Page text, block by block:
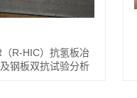
R-HIC）抗氢板冶
钢板双抗试验分析